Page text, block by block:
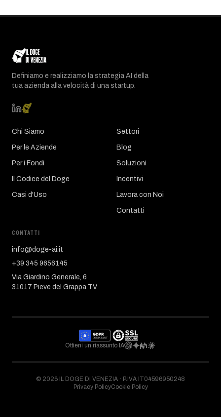
Definiamo e realizziamo la strategia AI della
tua azienda alla velocità di una startup.
Chi Siamo
Per le Aziende
Per i Fondi
Il Codice del Doge
Casi d'Uso
Settori
Blog
Soluzioni
Incentivi
Lavora con Noi
Contatti
CONTATTI
info@doge-ai.it
+39 345 9656145
Via Giardino Generale, 6
31017 Pieve del Grappa TV
Ottieni un riassunto IA
© 2026 IL DOGE DI VENEZIA · P.IVA IT04596950248
Privacy PolicyCookie Policy